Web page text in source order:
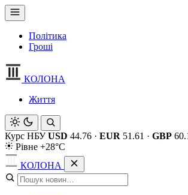
Політика
Гроші
КОЛОНА
Життя
Курс НБУ USD 44.76 · EUR 51.61 · GBP
Рівне +28°C
КОЛОНА